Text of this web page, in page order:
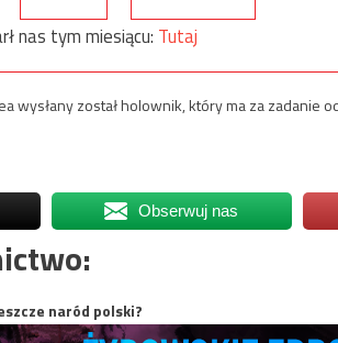
nas tym miesiącu: Tutaj
wysłany został holownik, który ma za zadanie
Obserwuj nas
naród polski?